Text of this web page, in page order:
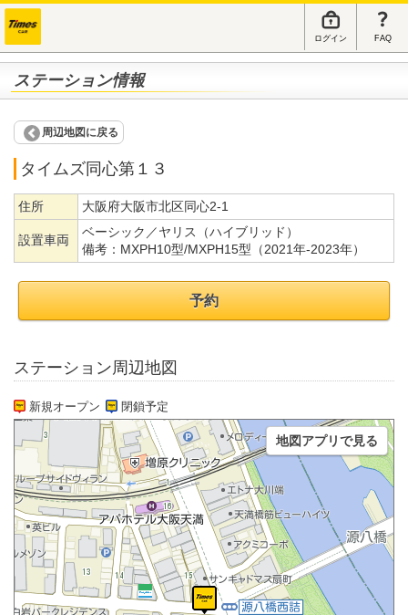
ログイン FAQ
ステーション情報
周辺地図に戻る
タイムズ同心第１３
住所 大阪府大阪市北区同心2-1
設置車両
ベーシック／ヤリス（ハイブリッド）
備考： MXPH10型/MXPH15型（2021年-2023年）
予約
ステーション周辺地図
新規オープン 閉鎖予定
地図アプリで見る